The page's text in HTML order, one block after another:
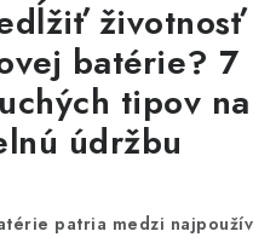
životnosť
batérie? 7
tipov na
údržbu
patria medzi